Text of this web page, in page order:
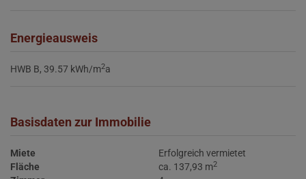
Energieausweis
HWB B, 39.57 kWh/m2a
Basisdaten zur Immobilie
Miete
Erfolgreich vermietet
Fläche
ca. 137,93 m2